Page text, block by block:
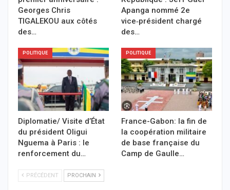
Georges Chris
TIGALEKOU aux côtés
des…
Apanga nommé 2e
vice‑président chargé
des…
POLITIQUE
Diplomatie/ Visite d’État
du président Oligui
Nguema à Paris : le
renforcement du…
POLITIQUE
France-Gabon: la fin de
la coopération militaire
de base française du
Camp de Gaulle…
PRÉCÉDENT PROCHAIN